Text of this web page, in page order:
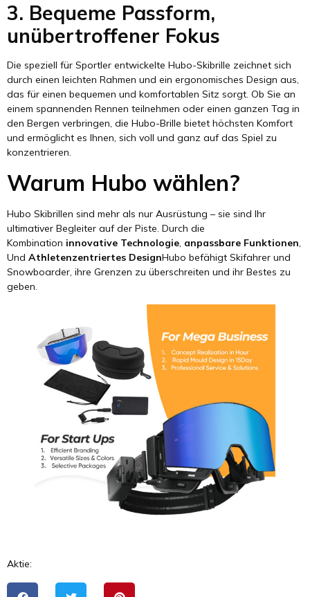
3. Bequeme Passform,
unübertroffener Fokus
Die speziell für Sportler entwickelte Hubo-Skibrille zeichnet sich
durch einen leichten Rahmen und ein ergonomisches Design aus,
das für einen bequemen und komfortablen Sitz sorgt. Ob Sie an
einem spannenden Rennen teilnehmen oder einen ganzen Tag in
den Bergen verbringen, die Hubo-Brille bietet höchsten Komfort
und ermöglicht es Ihnen, sich voll und ganz auf das Spiel zu
konzentrieren.
Warum Hubo wählen?
Hubo Skibrillen sind mehr als nur Ausrüstung – sie sind Ihr
ultimativer Begleiter auf der Piste. Durch die
Kombination innovative Technologie, anpassbare Funktionen,
Und Athletenzentriertes DesignHubo befähigt Skifahrer und
Snowboarder, ihre Grenzen zu überschreiten und ihr Bestes zu
geben.
Aktie: